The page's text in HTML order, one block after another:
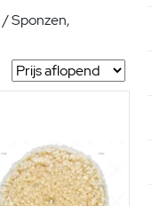
/Sponzen,